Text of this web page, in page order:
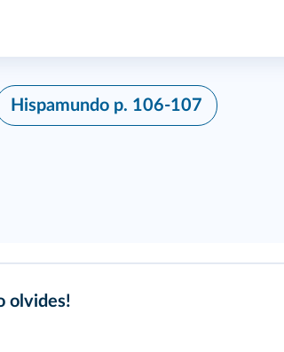
Hispamundo p. 106-107
olvides!